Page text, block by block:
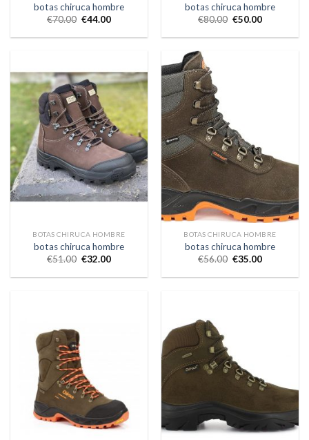
botas chiruca hombre
€70.00 €44.00
botas chiruca hombre
€80.00 €50.00
BOTAS CHIRUCA HOMBRE
botas chiruca hombre
€51.00 €32.00
BOTAS CHIRUCA HOMBRE
botas chiruca hombre
€56.00 €35.00